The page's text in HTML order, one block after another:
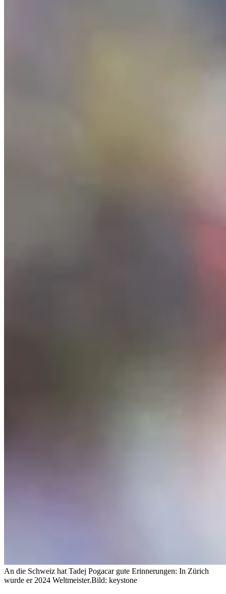
An die Schweiz hat Tadej Pogacar gute Erinnerungen: In Zürich
wurde er 2024 Weltmeister.Bild: keystone